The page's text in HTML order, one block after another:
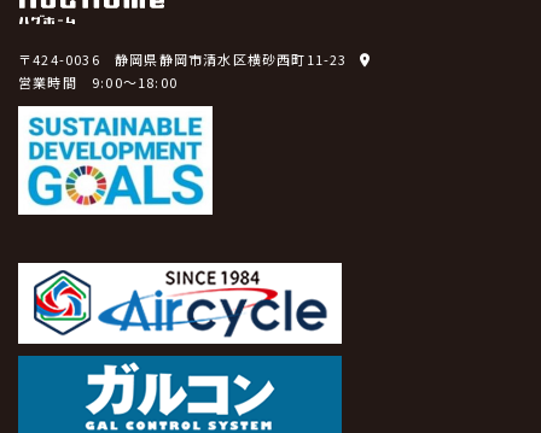
〒424-0036 静岡県静岡市清水区横砂西町11-23
営業時間 9:00～18:00